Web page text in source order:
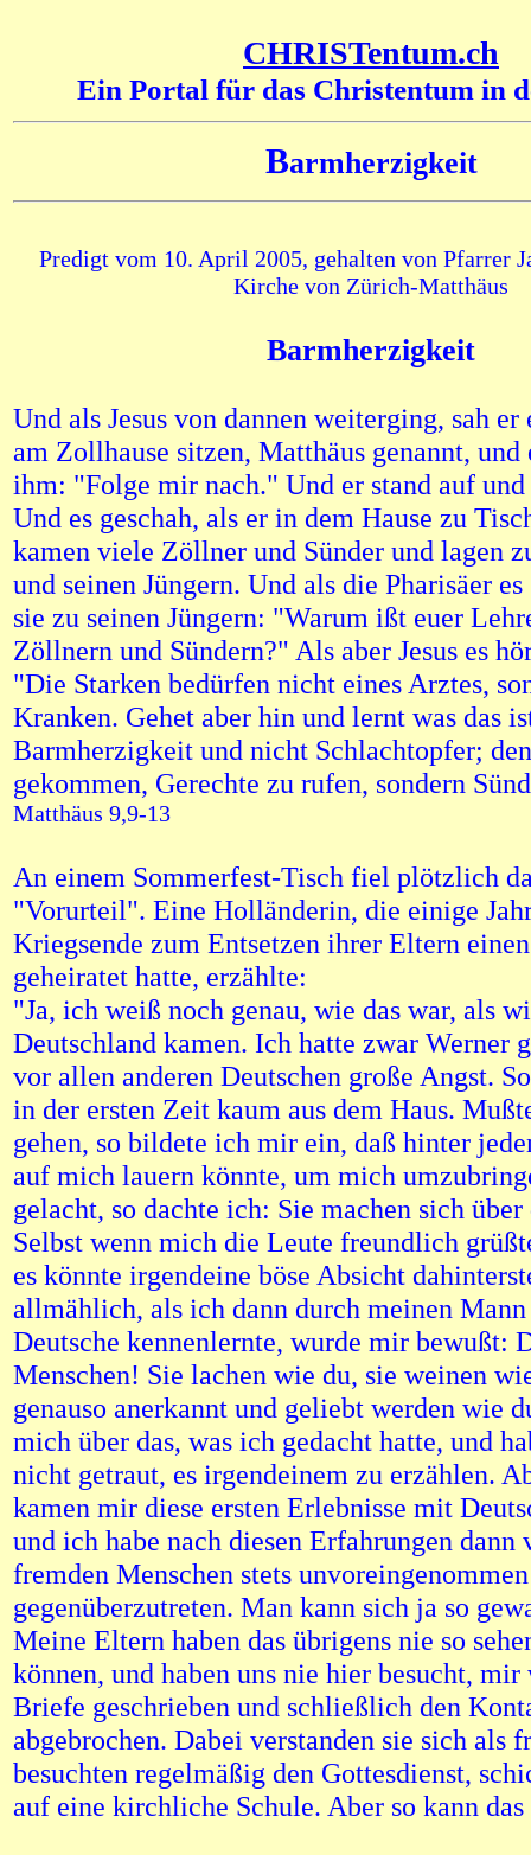
CHRISTentum.ch
Ein Portal für das Christentum in
Barmherzigkeit
Predigt vom 10. April 2005, gehalten von Pfarrer
Kirche von Zürich-Matthäus
Barmherzigkeit
Und als Jesus von dannen weiterging, sah er
am Zollhause sitzen, Matthäus genannt, und
ihm: "Folge mir nach." Und er stand auf
Und es geschah, als er in dem Hause zu
kamen viele Zöllner und Sünder und lagen
und seinen Jüngern. Und als die Pharisäer es
sie zu seinen Jüngern: "Warum ißt euer
Zöllnern und Sündern?" Als aber Jesus es
"Die Starken bedürfen nicht eines Arztes,
Kranken. Gehet aber hin und lernt was das
Barmherzigkeit und nicht Schlachtopfer;
gekommen, Gerechte zu rufen, sondern
Matthäus 9,9-13
An einem Sommerfest-Tisch fiel plötzlich
"Vorurteil". Eine Holländerin, die einige
Kriegsende zum Entsetzen ihrer Eltern
geheiratet hatte, erzählte:
"Ja, ich weiß noch genau, wie das war, als
Deutschland kamen. Ich hatte zwar Werner
vor allen anderen Deutschen große Angst.
in der ersten Zeit kaum aus dem Haus.
gehen, so bildete ich mir ein, daß hinter
auf mich lauern könnte, um mich
gelacht, so dachte ich: Sie machen sich
Selbst wenn mich die Leute freundlich
es könnte irgendeine böse Absicht
allmählich, als ich dann durch meinen
Deutsche kennenlernte, wurde mir bewußt:
Menschen! Sie lachen wie du, sie weinen
genauso anerkannt und geliebt werden wie
mich über das, was ich gedacht hatte, und
nicht getraut, es irgendeinem zu erzählen.
kamen mir diese ersten Erlebnisse mit
und ich habe nach diesen Erfahrungen dann
fremden Menschen stets unvoreingenommen
gegenüberzutreten. Man kann sich ja so
Meine Eltern haben das übrigens nie so
können, und haben uns nie hier besucht,
Briefe geschrieben und schließlich den
abgebrochen. Dabei verstanden sie sich als
besuchten regelmäßig den Gottesdienst,
auf eine kirchliche Schule. Aber so kann